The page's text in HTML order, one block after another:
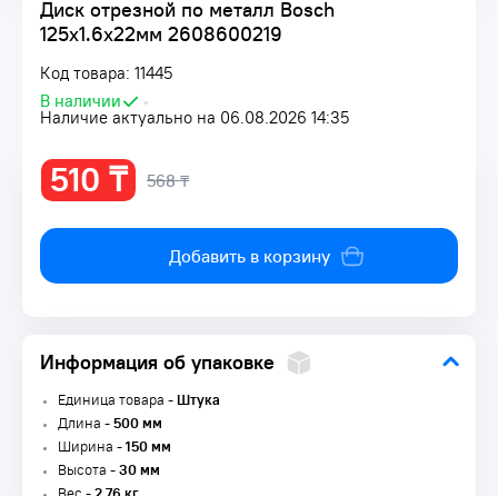
Диск отрезной по металл Bosch
125х1.6х22мм 2608600219
Код товара: 11445
В наличии
•
Наличие актуально на 06.08.2026 14:35
510 ₸ 568 ₸
Добавить в корзину
Информация об упаковке
Единица товара -Штука
Длина -500 мм
Ширина -150 мм
Высота -30 мм